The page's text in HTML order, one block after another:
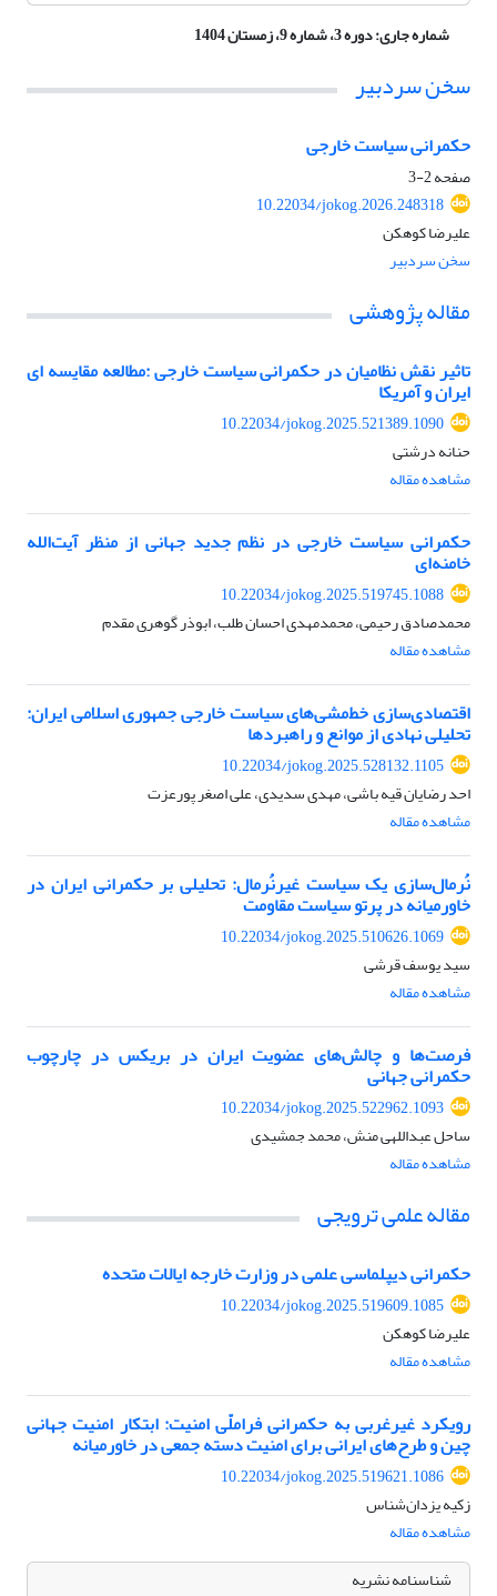
شماره جاری:دوره 3، شماره 9، زمستان 1404
سخن سردبیر
حکمرانی سیاست خارجی
صفحه2-3
10.22034/jokog.2026.248318
علیرضا کوهکن
سخن سردبیر
مقاله پژوهشی
تاثیر نقش نظامیان در حکمرانی سیاست خارجی :مطالعه مقایسه ای
ایران و آمریکا
10.22034/jokog.2025.521389.1090
حنانه درشتی
مشاهده مقاله
حکمرانی سیاست خارجی در نظم جدید جهانی از منظر آیت‌الله
خامنه‌ای
10.22034/jokog.2025.519745.1088
محمدصادق رحیمی، محمدمهدی احسان طلب، ابوذر گوهری مقدم
مشاهده مقاله
اقتصادی‌سازی خط‌مشی‌های سیاست خارجی جمهوری اسلامی ایران:
تحلیلی نهادی از موانع و راهبردها
10.22034/jokog.2025.528132.1105
احد رضایان قیه باشی، مهدی سدیدی، علی اصغر پورعزت
مشاهده مقاله
نُرمال‌سازی یک سیاست غیرنُرمال: تحلیلی بر حکمرانی ایران در
خاورمیانه در پرتو سیاست مقاومت
10.22034/jokog.2025.510626.1069
سید یوسف قرشی
مشاهده مقاله
فرصت‌ها و چالش‌های عضویت ایران در بریکس در چارچوب
حکمرانی جهانی
10.22034/jokog.2025.522962.1093
ساحل عبداللهی منش، محمد جمشیدی
مشاهده مقاله
مقاله علمی ترویجی
حکمرانی دیپلماسی علمی در وزارت خارجه ایالات متحده
10.22034/jokog.2025.519609.1085
علیرضا کوهکن
مشاهده مقاله
رویکرد غیرغربی به حکمرانی فراملّی امنیت: ابتکار امنیت جهانی
چین و طرح‌های ایرانی برای امنیت دسته جمعی در خاورمیانه
10.22034/jokog.2025.519621.1086
زکیه یزدان‌شناس
مشاهده مقاله
شناسنامه نشریه